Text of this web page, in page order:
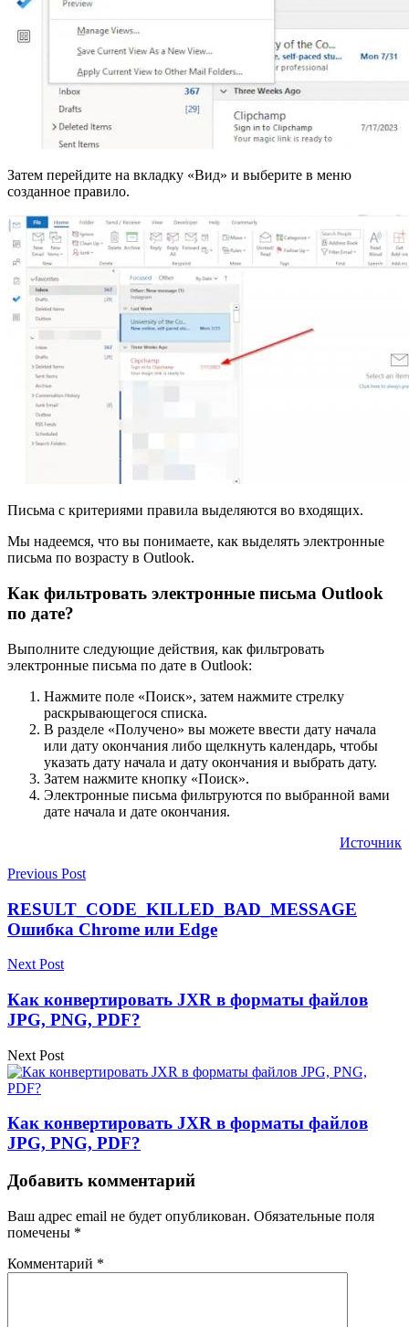
Затем перейдите на вкладку «Вид» и выберите в меню
созданное правило.
Письма с критериями правила выделяются во входящих.
Мы надеемся, что вы понимаете, как выделять электронные
письма по возрасту в Outlook.
Как фильтровать электронные письма Outlook
по дате?
Выполните следующие действия, как фильтровать
электронные письма по дате в Outlook:
Нажмите поле «Поиск», затем нажмите стрелку
раскрывающегося списка.
В разделе «Получено» вы можете ввести дату начала
или дату окончания либо щелкнуть календарь, чтобы
указать дату начала и дату окончания и выбрать дату.
Затем нажмите кнопку «Поиск».
Электронные письма фильтруются по выбранной вами
дате начала и дате окончания.
Источник
Previous Post
RESULT_CODE_KILLED_BAD_MESSAGE
Ошибка Chrome или Edge
Next Post
Как конвертировать JXR в форматы файлов
JPG, PNG, PDF?
Next Post
Как конвертировать JXR в форматы файлов
JPG, PNG, PDF?
Добавить комментарий
Ваш адрес email не будет опубликован. Обязательные поля
помечены *
Комментарий *